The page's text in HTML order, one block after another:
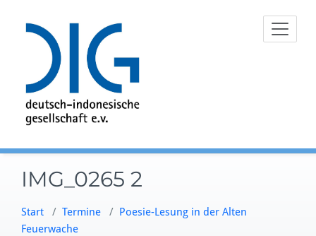
Inhalt
IMG_0265 2
Start / Termine / Poesie-Lesung in der Alten
Feuerwache